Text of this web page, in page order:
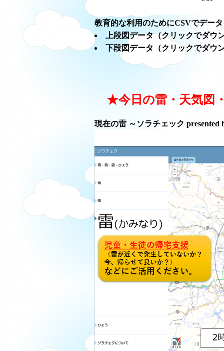
教育的な利用のためにCSVでデー
上段図データ（クリックでダウ
下段図データ（クリックでダウ
★今日の雷・天気図
現在の雷 ～ソラチェック presented